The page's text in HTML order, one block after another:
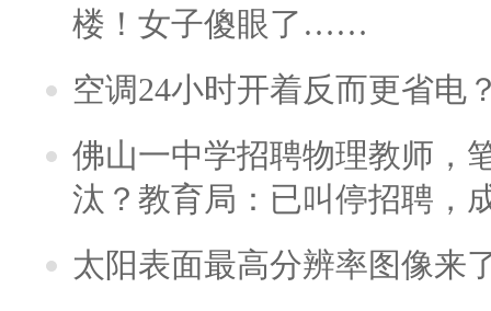
楼！女子傻眼了……
空调24小时开着反而更省电
佛山一中学招聘物理教师，
汰？教育局：已叫停招聘，
太阳表面最高分辨率图像来